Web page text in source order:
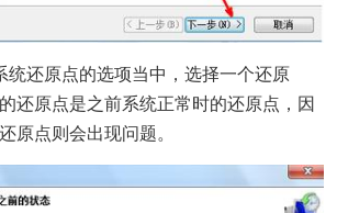
还原点的选项当中，选择一个还原
还原点是之前系统正常时的还原点，因
原点则会出现问题。